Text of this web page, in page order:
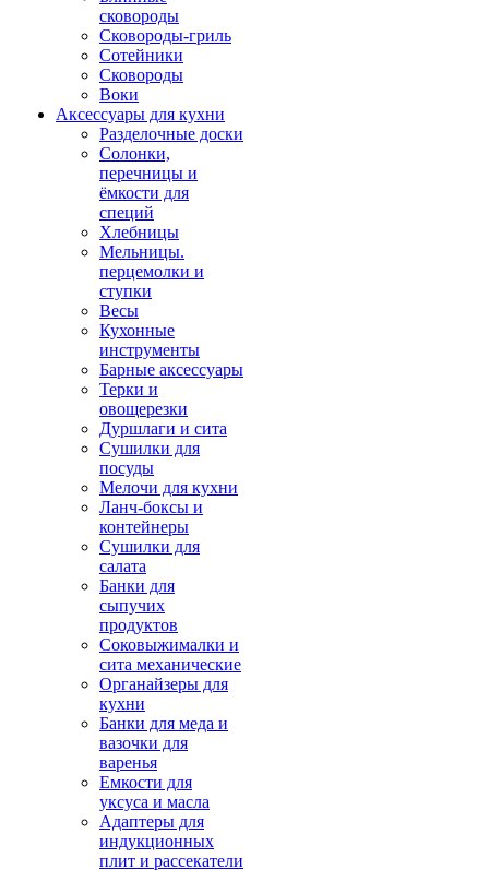
сковороды
Сковороды-гриль
Сотейники
Сковороды
Воки
Аксессуары для кухни
Разделочные доски
Солонки,
перечницы и
ёмкости для
специй
Хлебницы
Мельницы.
перцемолки и
ступки
Весы
Кухонные
инструменты
Барные аксессуары
Терки и
овощерезки
Дуршлаги и сита
Сушилки для
посуды
Мелочи для кухни
Ланч-боксы и
контейнеры
Сушилки для
салата
Банки для
сыпучих
продуктов
Соковыжималки и
сита механические
Органайзеры для
кухни
Банки для меда и
вазочки для
варенья
Емкости для
уксуса и масла
Адаптеры для
индукционных
плит и рассекатели